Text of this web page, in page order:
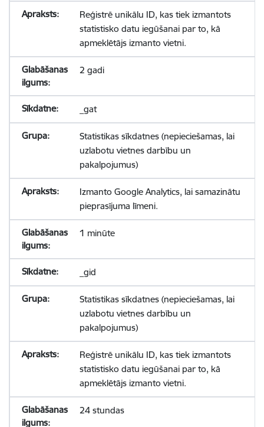
Reģistrē unikālu ID, kas tiek izmantots
statistisko datu iegūšanai par to, kā
apmeklētājs izmanto vietni.
2 gadi
_gat
Statistikas sīkdatnes (nepieciešamas, lai
uzlabotu vietnes darbību un
pakalpojumus)
Izmanto Google Analytics, lai samazinātu
pieprasījuma līmeni.
1 minūte
_gid
Statistikas sīkdatnes (nepieciešamas, lai
uzlabotu vietnes darbību un
pakalpojumus)
Reģistrē unikālu ID, kas tiek izmantots
statistisko datu iegūšanai par to, kā
apmeklētājs izmanto vietni.
24 stundas